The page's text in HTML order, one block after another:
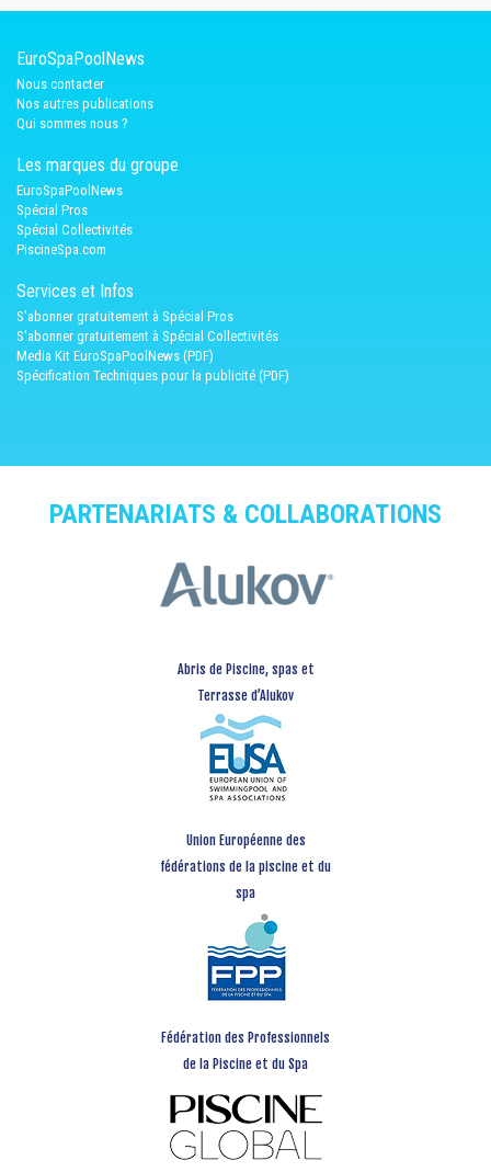
EuroSpaPoolNews
Nous contacter
Nos autres publications
Qui sommes nous ?
Les marques du groupe
EuroSpaPoolNews
Spécial Pros
Spécial Collectivités
PiscineSpa.com
Services et Infos
S'abonner gratuitement à Spécial Pros
S'abonner gratuitement à Spécial Collectivités
Media Kit EuroSpaPoolNews (PDF)
Spécification Techniques pour la publicité (PDF)
PARTENARIATS & COLLABORATIONS
Abris de Piscine, spas et
Terrasse d’Alukov
Union Européenne des
fédérations de la piscine et du
spa
Fédération des Professionnels
de la Piscine et du Spa